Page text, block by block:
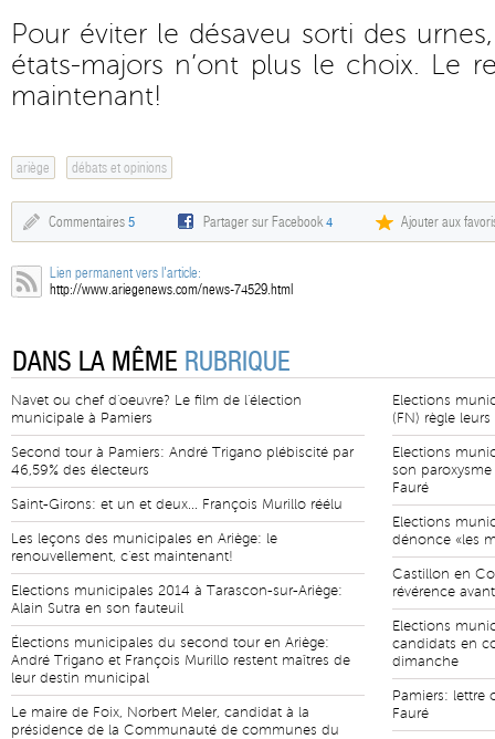
Pour éviter le désaveu sorti des
états-majors n’ont plus le choix. Le
maintenant!
ariège débats et opinions
Commentaires 5 Partager sur Facebook4 Ajouter aux
Lien permanent vers l'article:
http://www.ariegenews.com/news-74529.html
DANS LA MÊME RUBRIQUE
Navet ou chef d'oeuvre? Le film de l'élection
municipale à Pamiers
Second tour à Pamiers: André Trigano plébiscité par
46,59% des électeurs
Saint-Girons: et un et deux... François Murillo réélu
Les leçons des municipales en Ariège: le
renouvellement, c'est maintenant!
Elections municipales 2014 à Tarascon-sur-Ariège:
Alain Sutra en son fauteuil
Élections municipales du second tour en Ariège:
André Trigano et François Murillo restent maîtres de
leur destin municipal
Le maire de Foix, Norbert Meler, candidat à la
présidence de la Communauté de communes du
Elections
(FN) règle
Elections
son
Fauré
Elections
dénonce «les
Castillon en
révérence
Elections
candidats en
dimanche
Pamiers: lettre
Fauré